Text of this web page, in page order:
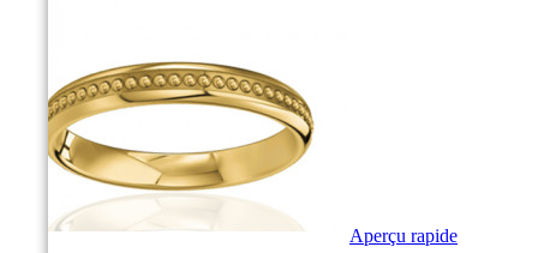
Aperçu rapide